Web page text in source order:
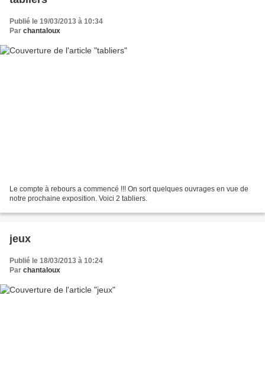
Publié le 19/03/2013 à 10:34
Par chantaloux
Le compte à rebours a commencé !!! On sort quelques ouvrages en vue de
notre prochaine exposition. Voici 2 tabliers.
jeux
Publié le 18/03/2013 à 10:24
Par chantaloux